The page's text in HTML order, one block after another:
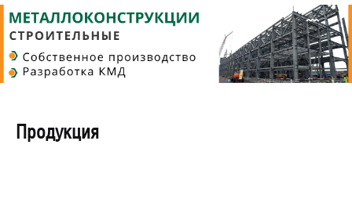
Продукция